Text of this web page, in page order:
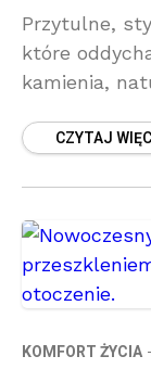
Przytulne,
które
kamienia,
CZYTAJ
KOMFORT ŻYCIA